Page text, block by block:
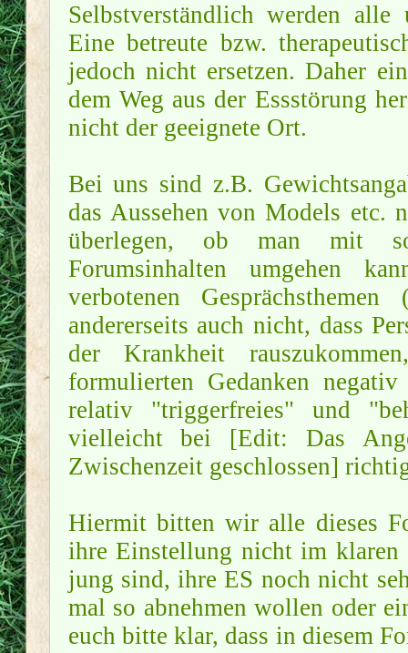
Selbstverständlich werden
Eine betreute bzw.
jedoch nicht ersetzen. Daher
dem Weg aus der Essstörung
nicht der geeignete Ort.
Bei uns sind z.B.
das Aussehen von Models etc.
überlegen, ob man mit
Forumsinhalten umgehen
verbotenen
andererseits auch nicht, dass
der Krankheit
formulierten Gedanken
relativ "triggerfreies" und
vielleicht bei [Edit: Das
Zwischenzeit geschlossen]
Hiermit bitten wir alle dieses
ihre Einstellung nicht im klaren
jung sind, ihre ES noch nicht
mal so abnehmen wollen oder
euch bitte klar, dass in diesem